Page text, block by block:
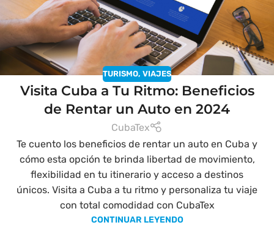
TURISMO, VIAJES
Visita Cuba a Tu Ritmo: Beneficios
de Rentar un Auto en 2024
CubaTex
Te cuento los beneficios de rentar un auto en Cuba y
cómo esta opción te brinda libertad de movimiento,
flexibilidad en tu itinerario y acceso a destinos
únicos. Visita a Cuba a tu ritmo y personaliza tu viaje
con total comodidad con CubaTex
CONTINUAR LEYENDO